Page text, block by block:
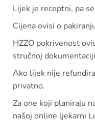
Lijek je receptni, pa
Cijena ovisi o
HZZO pokrivenost
stručnoj
Ako lijek nije
privatno.
Za one koji planiraju
našoj online ljekarni